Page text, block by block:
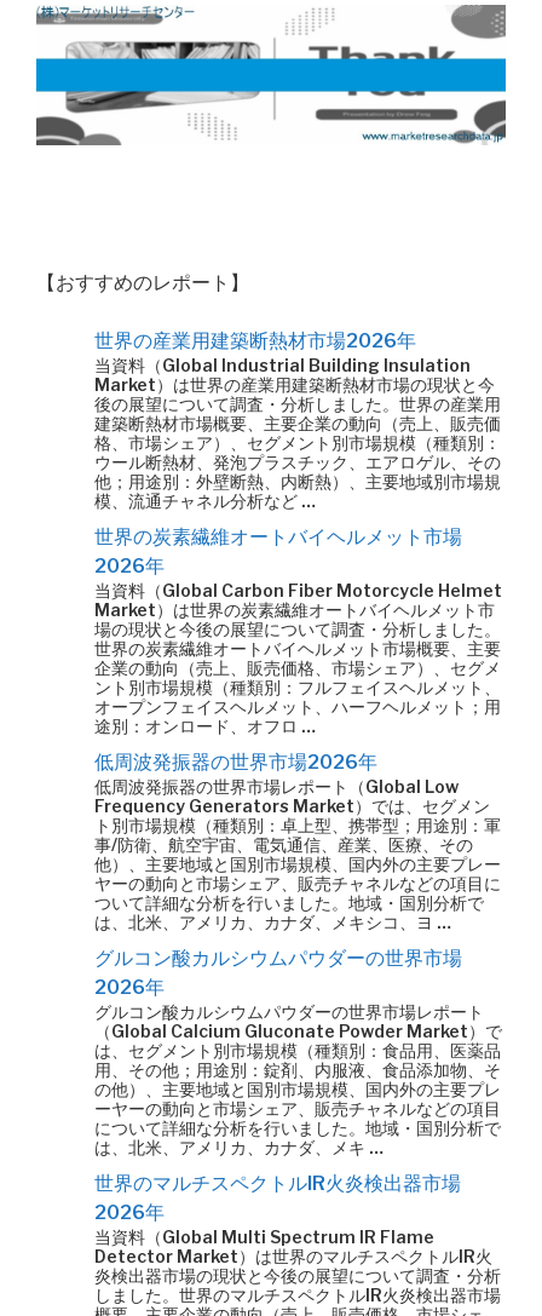
【おすすめのレポート】
世界の産業用建築断熱材市場2026年
当資料（Global Industrial Building Insulation
Market）は世界の産業用建築断熱材市場の現状と今
後の展望について調査・分析しました。世界の産業用
建築断熱材市場概要、主要企業の動向（売上、販売価
格、市場シェア）、セグメント別市場規模（種類別：
ウール断熱材、発泡プラスチック、エアロゲル、その
他；用途別：外壁断熱、内断熱）、主要地域別市場規
模、流通チャネル分析など …
世界の炭素繊維オートバイヘルメット市場
2026年
当資料（Global Carbon Fiber Motorcycle Helmet
Market）は世界の炭素繊維オートバイヘルメット市
場の現状と今後の展望について調査・分析しました。
世界の炭素繊維オートバイヘルメット市場概要、主要
企業の動向（売上、販売価格、市場シェア）、セグメ
ント別市場規模（種類別：フルフェイスヘルメット、
オープンフェイスヘルメット、ハーフヘルメット；用
途別：オンロード、オフロ …
低周波発振器の世界市場2026年
低周波発振器の世界市場レポート（Global Low
Frequency Generators Market）では、セグメン
ト別市場規模（種類別：卓上型、携帯型；用途別：軍
事/防衛、航空宇宙、電気通信、産業、医療、その
他）、主要地域と国別市場規模、国内外の主要プレー
ヤーの動向と市場シェア、販売チャネルなどの項目に
ついて詳細な分析を行いました。地域・国別分析で
は、北米、アメリカ、カナダ、メキシコ、ヨ …
グルコン酸カルシウムパウダーの世界市場
2026年
グルコン酸カルシウムパウダーの世界市場レポート
（Global Calcium Gluconate Powder Market）で
は、セグメント別市場規模（種類別：食品用、医薬品
用、その他；用途別：錠剤、内服液、食品添加物、そ
の他）、主要地域と国別市場規模、国内外の主要プレ
ーヤーの動向と市場シェア、販売チャネルなどの項目
について詳細な分析を行いました。地域・国別分析で
は、北米、アメリカ、カナダ、メキ …
世界のマルチスペクトルIR火炎検出器市場
2026年
当資料（Global Multi Spectrum IR Flame
Detector Market）は世界のマルチスペクトルIR火
炎検出器市場の現状と今後の展望について調査・分析
しました。世界のマルチスペクトルIR火炎検出器市場